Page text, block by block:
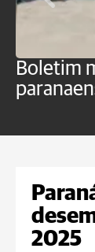
Boletim
2025